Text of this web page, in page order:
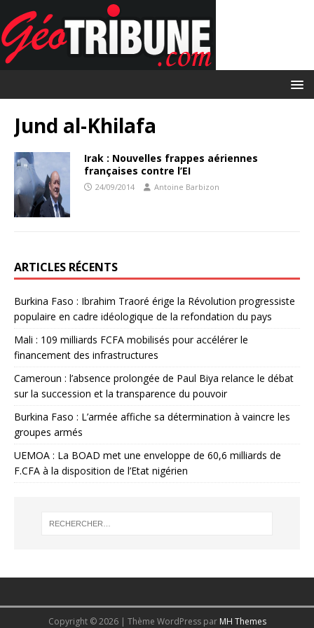
Jund al-Khilafa
Irak : Nouvelles frappes aériennes
françaises contre l’EI
24/09/2014 Antoine Barbizon
ARTICLES RÉCENTS
Burkina Faso : Ibrahim Traoré érige la Révolution progressiste
populaire en cadre idéologique de la refondation du pays
Mali : 109 milliards FCFA mobilisés pour accélérer le
financement des infrastructures
Cameroun : l’absence prolongée de Paul Biya relance le débat
sur la succession et la transparence du pouvoir
Burkina Faso : L’armée affiche sa détermination à vaincre les
groupes armés
UEMOA : La BOAD met une enveloppe de 60,6 milliards de
F.CFA à la disposition de l’Etat nigérien
Copyright © 2026 | Thème WordPress par MH Themes